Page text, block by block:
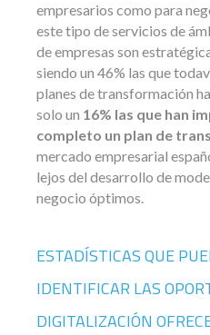
empresarios como para
este tipo de servicios de
de empresas son
siendo un 46% las que
planes de transformación
solo un 16% las que han
completo un plan de
mercado empresarial
lejos del desarrollo de
negocio óptimos.
ESTADÍSTICAS QUE
IDENTIFICAR LAS
DIGITALIZACIÓN